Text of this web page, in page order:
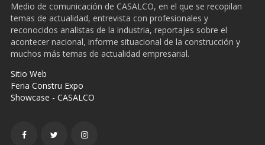
Medio de comunicación de CASALCO, en el que se recopilan
temas de actualidad, entrevista con profesionales y
reconocidos analistas de la industria, reportajes sobre el
acontecer nacional, informe situacional de la construcción y
muchos más temas de actualidad empresarial.
Sitio Web
Feria Constru Expo
Showcase - CASALCO